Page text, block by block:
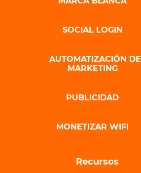
SOCIAL LOGIN
AUTOMATIZACIÓN DE
MARKETING
PUBLICIDAD
MONETIZAR WIFI
Recursos